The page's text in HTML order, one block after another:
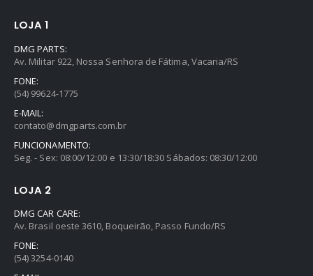
LOJA 1
DMG PARTS:
Av. Militar 922, Nossa Senhora de Fátima, Vacaria/RS
FONE:
(54) 99624-1775
E-MAIL:
contato@dmgparts.com.br
FUNCIONAMENTO:
Seg. - Sex: 08:00/12:00 e 13:30/18:30 Sábados: 08:30/12:00
LOJA 2
DMG CAR CARE:
Av. Brasil oeste 3610, Boqueirão, Passo Fundo/RS
FONE:
(54) 3254-0140